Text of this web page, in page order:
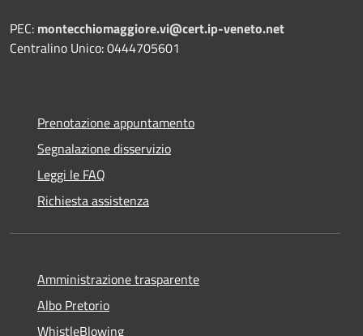
PEC: montecchiomaggiore.vi@cert.ip-veneto.net
Centralino Unico: 0444705601
Prenotazione appuntamento
Segnalazione disservizio
Leggi le FAQ
Richiesta assistenza
Amministrazione trasparente
Albo Pretorio
WhistleBlowing